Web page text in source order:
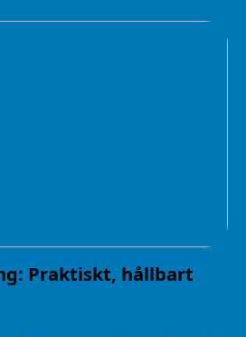
Praktiskt, hållbart